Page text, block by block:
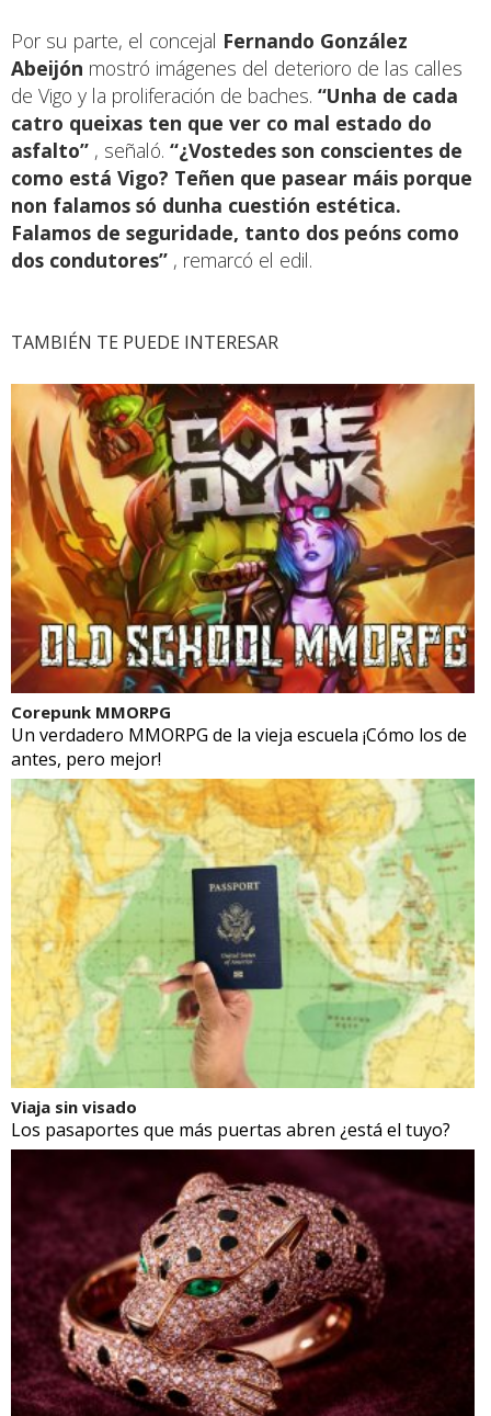
Por su parte, el concejal Fernando González
Abeijón mostró imágenes del deterioro de las calles
de Vigo y la proliferación de baches. “Unha de cada
catro queixas ten que ver co mal estado do
asfalto” , señaló. “¿Vostedes son conscientes de
como está Vigo? Teñen que pasear máis porque
non falamos só dunha cuestión estética.
Falamos de seguridade, tanto dos peóns como
dos condutores” , remarcó el edil.
TAMBIÉN TE PUEDE INTERESAR
Corepunk MMORPG
Un verdadero MMORPG de la vieja escuela ¡Cómo los de
antes, pero mejor!
Viaja sin visado
Los pasaportes que más puertas abren ¿está el tuyo?